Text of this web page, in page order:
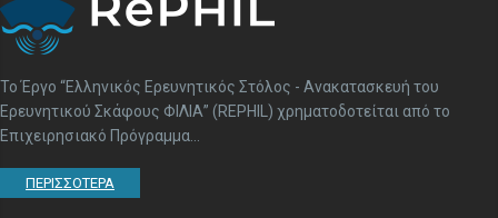
To Έργο “Ελληνικός Ερευνητικός Στόλος - Ανακατασκευή του
Ερευνητικού Σκάφους ΦΙΛΙΑ” (REPHIL) χρηματοδοτείται από το
Επιχειρησιακό Πρόγραμμα...
ΠΕΡΙΣΣΟΤΕΡΑ